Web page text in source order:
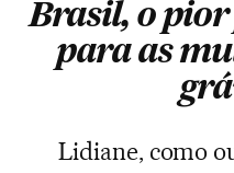
Brasil, o pior
para as
Lidiane, como